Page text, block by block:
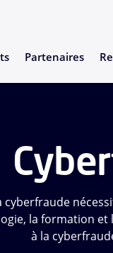
Partenaires
cyberfraude
la formation
à la